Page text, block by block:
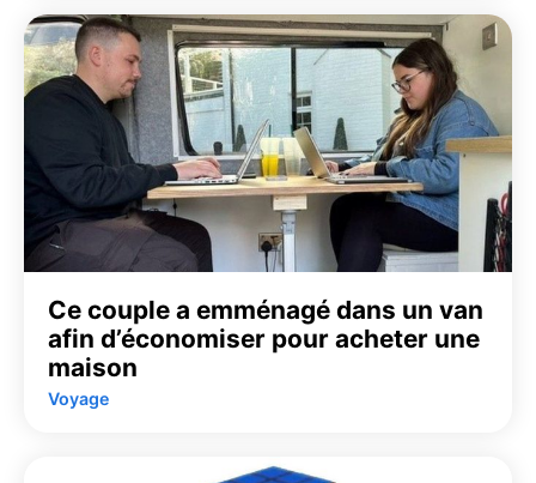
Ce couple a emménagé dans un van
afin d’économiser pour acheter une
maison
Voyage